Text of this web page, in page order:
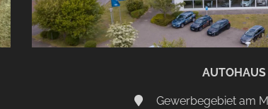
Gewerbegebiet am